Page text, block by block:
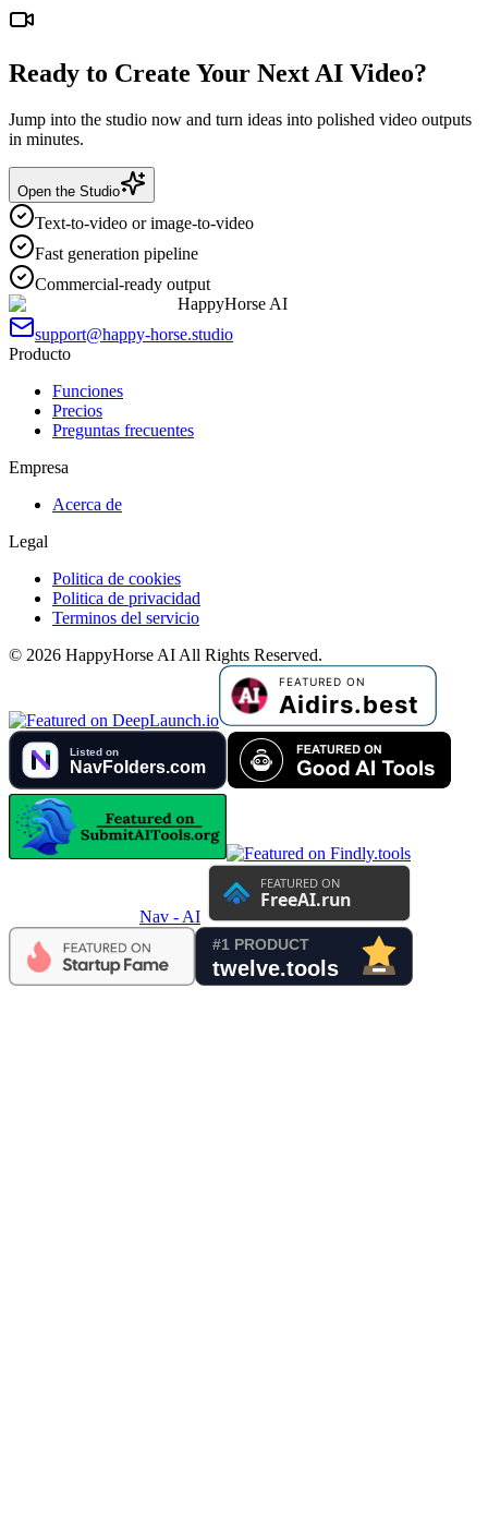
Ready to Create Your Next AI Video?
Jump into the studio now and turn ideas into polished video outputs
in minutes.
Open the Studio
Text-to-video or image-to-video
Fast generation pipeline
Commercial-ready output
HappyHorse AI
support@happy-horse.studio
Producto
Funciones
Precios
Preguntas frecuentes
Empresa
Acerca de
Legal
Politica de cookies
Politica de privacidad
Terminos del servicio
© 2026 HappyHorse AI All Rights Reserved.
Nav - AI